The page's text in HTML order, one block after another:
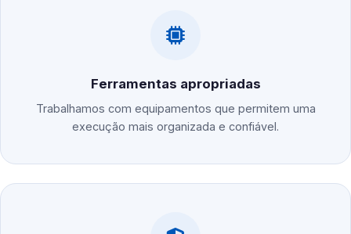
Ferramentas apropriadas
Trabalhamos com equipamentos que permitem uma
execução mais organizada e confiável.